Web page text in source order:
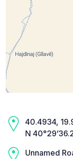
40.4934,
N
Unnamed